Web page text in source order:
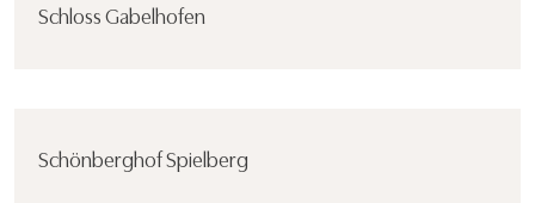
Schloss Gabelhofen
Schönberghof Spielberg